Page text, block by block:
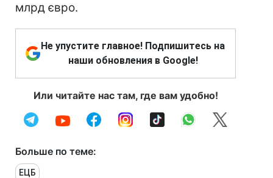
млрд євро.
Не упустите главное! Подпишитесь на
наши обновления в Google!
Или читайте нас там, где вам удобно!
Больше по теме:
ЕЦБ